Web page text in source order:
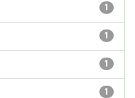
1
1
1
1